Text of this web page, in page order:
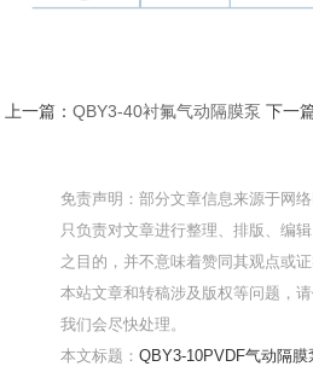
上一篇：QBY3-40衬氟气动隔膜泵 下一
免责声明：部分文章信息来源于网
只负责对文章进行整理、排版、编
之目的，并不意味着赞同其观点或
本站文章和转稿涉及版权等问题，
我们会尽快处理。
本文标题：QBY3-10PVDF气动隔膜